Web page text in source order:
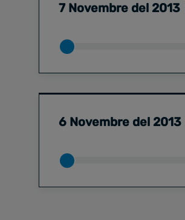
7 Novembre del 2013
6 Novembre del 2013